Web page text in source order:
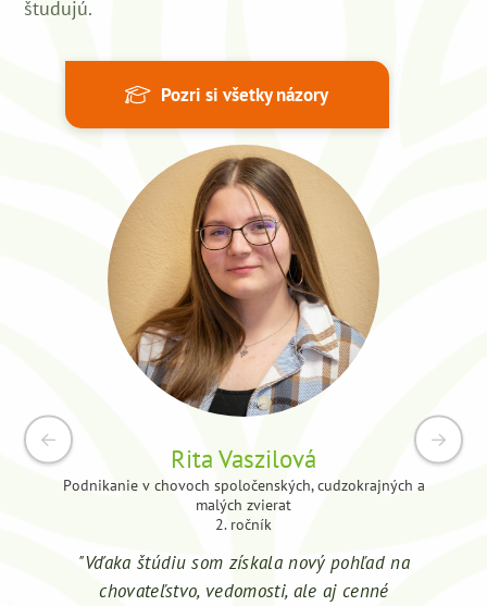
študujú.
Pozri si všetky názory
Rita Vaszilová
Podnikanie v chovoch spoločenských, cudzokrajných a
malých zvierat
2. ročník
"Vďaka štúdiu som získala nový pohľad na
chovateľstvo, vedomosti, ale aj cenné